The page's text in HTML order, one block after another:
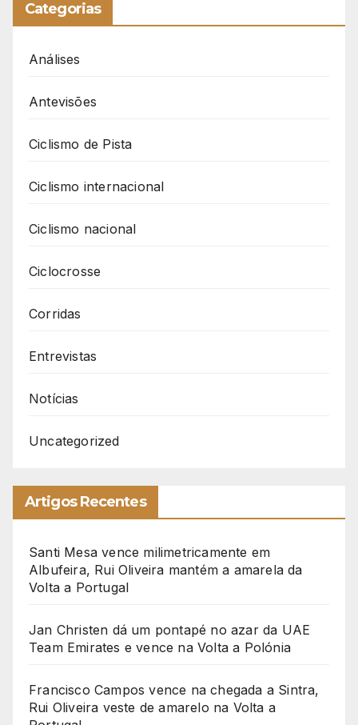
Categorias
Análises
Antevisões
Ciclismo de Pista
Ciclismo internacional
Ciclismo nacional
Ciclocrosse
Corridas
Entrevistas
Notícias
Uncategorized
Artigos Recentes
Santi Mesa vence milimetricamente em
Albufeira, Rui Oliveira mantém a amarela da
Volta a Portugal
Jan Christen dá um pontapé no azar da UAE
Team Emirates e vence na Volta a Polónia
Francisco Campos vence na chegada a Sintra,
Rui Oliveira veste de amarelo na Volta a